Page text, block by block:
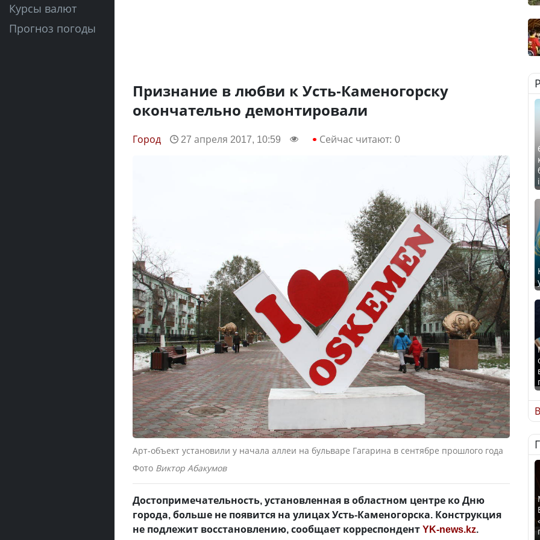
Курсы валют
Прогноз погоды
Признание в любви к Усть-Каменогорску
окончательно демонтировали
Город 27 апреля 2017, 10:59 Сейчас читают: 0
Арт-объект установили у начала аллеи на бульваре Гагарина в сентябре прошлого года
Фото Виктор Абакумов
Достопримечательность, установленная в областном центре ко Дню
города, больше не появится на улицах Усть-Каменогорска. Конструкция
не подлежит восстановлению, сообщает корреспондентYK-news.kz.